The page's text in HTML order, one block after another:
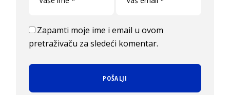
Zapamti moje ime i email u ovom
pretraživaču za sledeći komentar.